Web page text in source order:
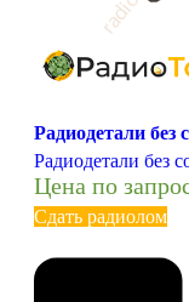
Радиодетали без
Радиодетали без
Цена по
Сдать радиолом